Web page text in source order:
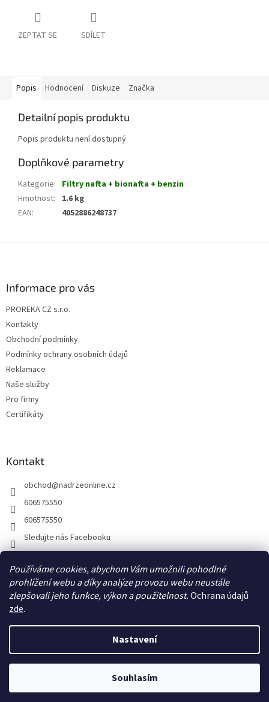
Používáme cookies, abychom Vám umožnili pohodlné
prohlížení webu a díky analýze provozu webu neustále
zlepšovali jeho funkce, výkon a použitelnost.Ochrana údajů
zde.
Nastavení
Souhlasím
ZEPTAT SE SDÍLET
Popis Hodnocení Diskuze Značka
Detailní popis produktu
Popis produktu není dostupný
Doplňkové parametry
Kategorie: Filtry nafta + bionafta + benzin
Hmotnost:
1.6 kg
EAN: 4052886248737
Informace pro vás
PROREKA CZ s.r.o.
Kontakty
Obchodní podmínky
Podmínky ochrany osobních údajů
Reklamace
Naše služby
Pro firmy
Certifikáty
Kontakt
obchod@nadrzeonline.cz
606575550
606575550
Sledujte nás Facebooku
Vytvořil Shoptet
NÁDRŽEONLINE.CZ. Všechna práva vyhrazena.